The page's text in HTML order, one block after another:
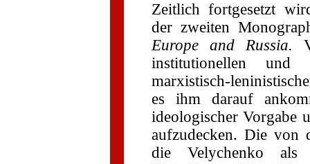
Zeitlich fortgesetzt
der zweiten
Europe and Russia.
institutionellen und
marxistisch-
es ihm darauf
ideologischer Vorgabe
aufzudecken. Die von
die Velychenko als